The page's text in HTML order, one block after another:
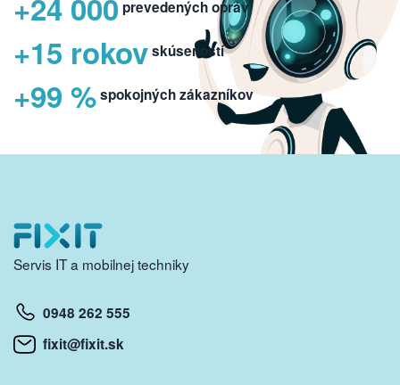
prevedených opráv
+15 rokovskúseností
+99 %spokojných zákazníkov
Servis IT a mobilnej techniky
0948 262 555
fixit@fixit.sk